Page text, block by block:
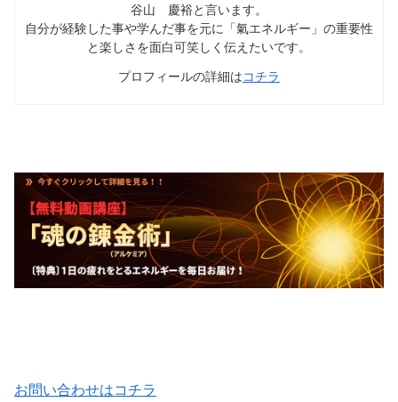
谷山 慶裕と言います。
自分が経験した事や学んだ事を元に「氣エネルギー」の重要性
と楽しさを面白可笑しく伝えたいです。
プロフィールの詳細はコチラ
お問い合わせはコチラ